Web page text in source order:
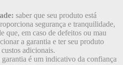
saber que seu produto está
segurança e tranquilidade,
que, em caso de defeitos ou mau
a garantia e ter seu produto
adicionais.
garantia é um indicativo da confiança